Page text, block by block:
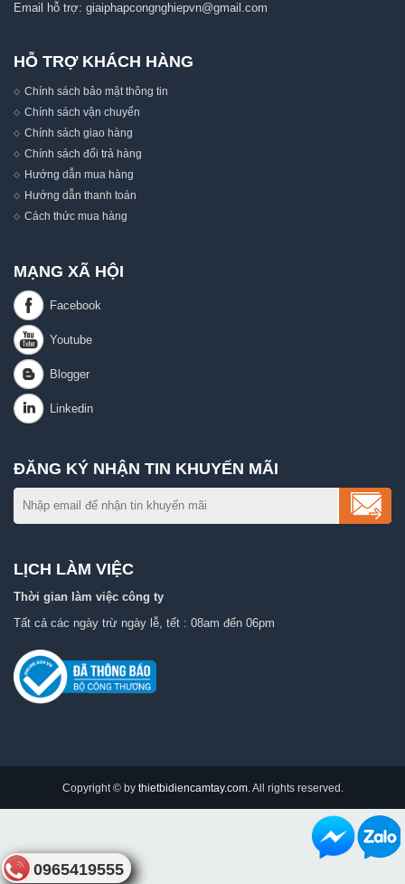
Email hỗ trợ: giaiphapcongnghiepvn@gmail.com
HỖ TRỢ KHÁCH HÀNG
Chính sách bảo mật thông tin
Chính sách vận chuyển
Chính sách giao hàng
Chính sách đổi trả hàng
Hướng dẫn mua hàng
Hướng dẫn thanh toán
Cách thức mua hàng
MẠNG XÃ HỘI
ĐĂNG KÝ NHẬN TIN KHUYẾN MÃI
LỊCH LÀM VIỆC
Thời gian làm việc công ty
Tất cả các ngày trừ ngày lễ, tết : 08am đến 06pm
Copyright © by thietbidiencamtay.com. All rights reserved.
0965419555